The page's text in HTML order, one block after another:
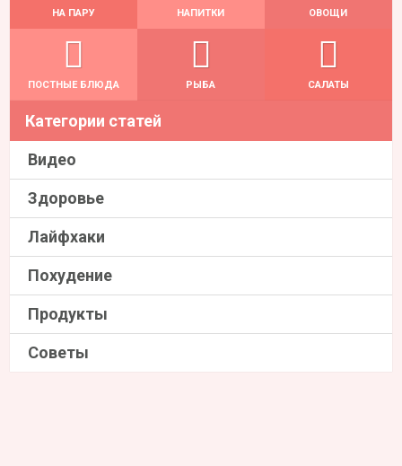
НА ПАРУ НАПИТКИ ОВОЩИ
ПОСТНЫЕ БЛЮДА РЫБА САЛАТЫ
Категории статей
Видео
Здоровье
Лайфхаки
Похудение
Продукты
Советы